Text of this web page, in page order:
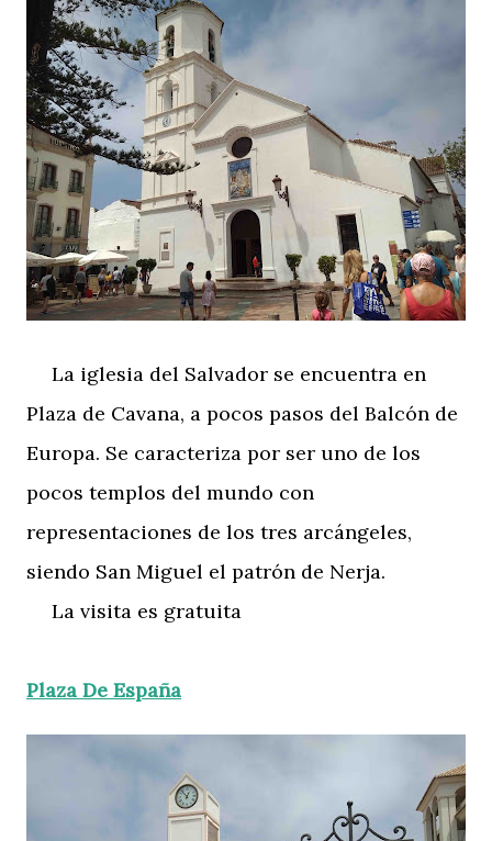
La iglesia del Salvador se encuentra en
Plaza de Cavana, a pocos pasos del Balcón de
Europa. Se caracteriza por ser uno de los
pocos templos del mundo con
representaciones de los tres arcángeles,
siendo San Miguel el patrón de Nerja.
La visita es gratuita
Plaza De España